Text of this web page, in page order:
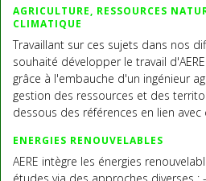
AGRICULTURE, RESSOURCES
CLIMATIQUE
Travaillant sur ces sujets dans nos
souhaité développer le travail
grâce à l'embauche d'un ingénieur
gestion des ressources et des
dessous des références en lien
ENERGIES RENOUVELABLES
AERE intègre les énergies